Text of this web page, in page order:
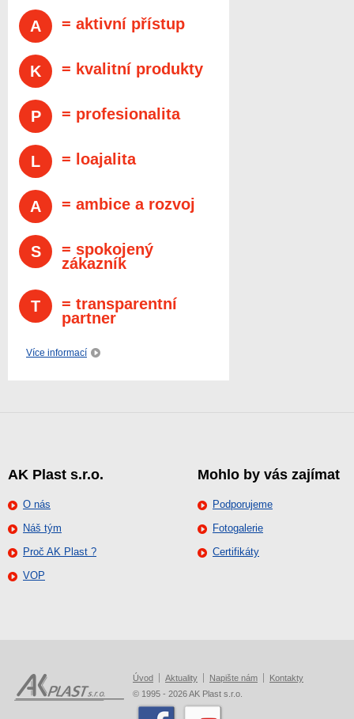
A = aktivní přístup
K = kvalitní produkty
P = profesionalita
L = loajalita
A = ambice a rozvoj
S
= spokojený
zákazník
T
= transparentní
partner
Více informací
AK Plast s.r.o.
O nás
Náš tým
Proč AK Plast ?
VOP
Mohlo by vás zajímat
Podporujeme
Fotogalerie
Certifikáty
Úvod Aktuality Napište nám
Kontakty
© 1995 - 2026 AK Plast s.r.o.